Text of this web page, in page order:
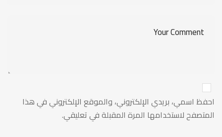
احفظ اسمي، بريدي الإلكتروني، والموقع الإلكتروني في هذا
المتصفح لاستخدامها المرة المقبلة في تعليقي.